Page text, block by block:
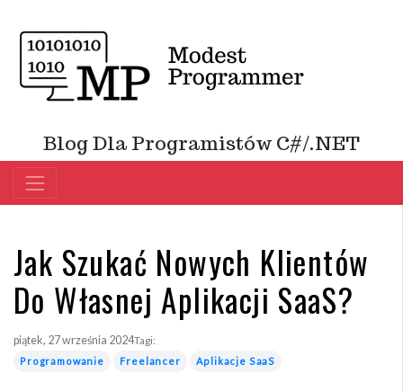
Blog Dla Programistów C#/.NET
Jak Szukać Nowych Klientów
Do Własnej Aplikacji SaaS?
piątek, 27 września 2024Tagi:
Programowanie Freelancer Aplikacje SaaS